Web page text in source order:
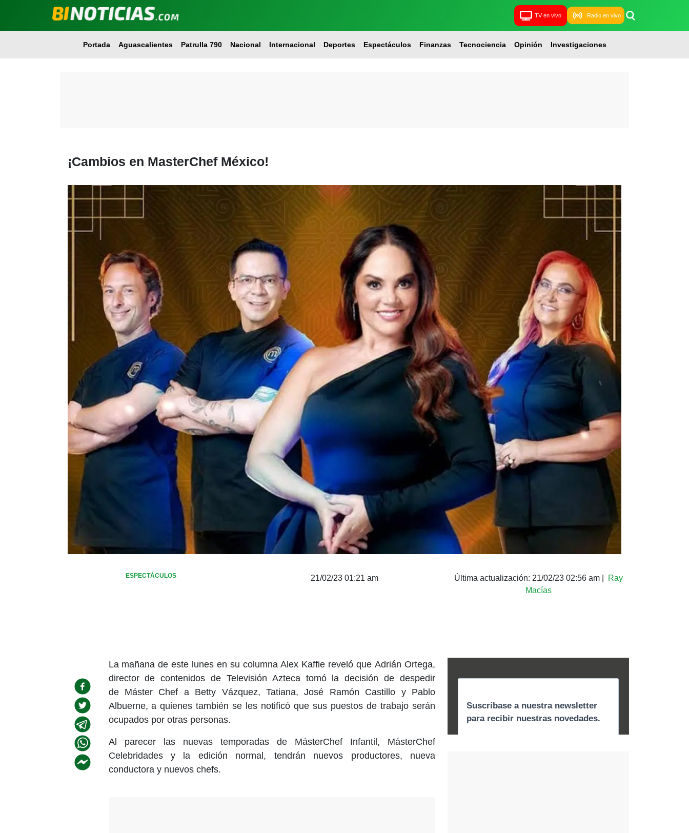
TV en vivo Radio en vivo
Portada Aguascalientes Patrulla 790 Nacional Internacional Deportes Espectáculos Finanzas Tecnociencia Opinión Investigaciones
¡Cambios en MasterChef México!
ESPECTÁCULOS 21/02/23 01:21 am Última actualización: 21/02/23 02:56 am|
Ray
Macías
La mañana de este lunes en su columna Alex Kaffie reveló que Adrián Ortega,
director de contenidos de Televisión Azteca tomó la decisión de despedir
de Máster Chef a Betty Vázquez, Tatiana, José Ramón Castillo y Pablo
Albuerne, a quienes también se les notificó que sus puestos de trabajo serán
ocupados por otras personas.
Al parecer las nuevas temporadas de MásterChef Infantil, MásterChef
Celebridades y la edición normal, tendrán nuevos productores, nueva
conductora y nuevos chefs.